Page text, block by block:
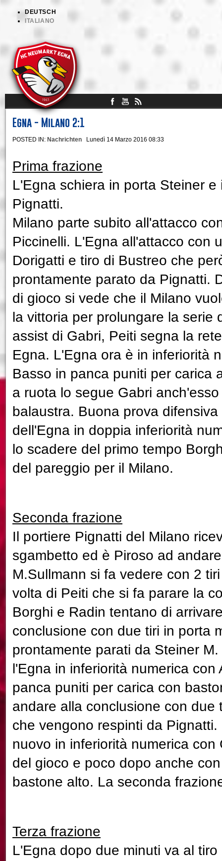
DEUTSCH
ITALIANO
Egna - Milano 2:1
POSTED IN: Nachrichten Lunedì 14 Marzo 2016 08:33
Prima frazione
L'Egna schiera in porta Steiner e
Pignatti.
Milano parte subito all'attacco
Piccinelli. L'Egna all'attacco con
Dorigatti e tiro di Bustreo che
prontamente parato da Pignatti.
di gioco si vede che il Milano
la vittoria per prolungare la serie
assist di Gabri, Peiti segna la
Egna. L'Egna ora è in inferiorità
Basso in panca puniti per carica
a ruota lo segue Gabri
balaustra. Buona prova
dell'Egna in doppia inferiorità
lo scadere del primo tempo
del pareggio per il Milano.
Seconda frazione
Il portiere Pignatti del Milano
sgambetto ed è Piroso ad
M.Sullmann si fa vedere con 2
volta di Peiti che si fa parare la
Borghi e Radin tentano di
conclusione con due tiri in porta
prontamente parati da Steiner
l'Egna in inferiorità numerica con
panca puniti per carica con
andare alla conclusione con due
che vengono respinti da Pignatti.
nuovo in inferiorità numerica con
del gioco e poco dopo anche
bastone alto. La seconda
Terza frazione
L'Egna dopo due minuti va al